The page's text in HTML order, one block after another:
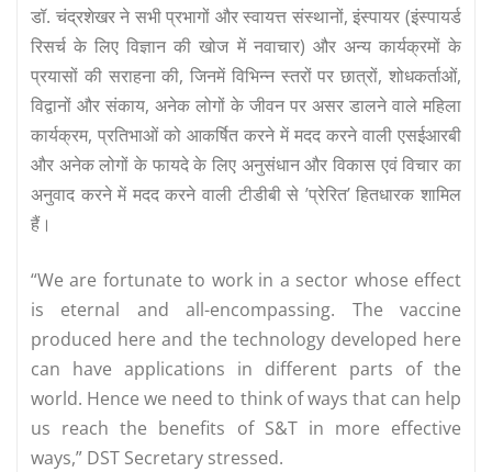
डॉ. चंद्रशेखर ने सभी प्रभागों और स्वायत्त संस्थानों, इंस्पायर (इंस्पायर्ड
रिसर्च के लिए विज्ञान की खोज में नवाचार) और अन्य कार्यक्रमों के
प्रयासों की सराहना की, जिनमें विभिन्न स्तरों पर छात्रों, शोधकर्ताओं,
विद्वानों और संकाय, अनेक लोगों के जीवन पर असर डालने वाले महिला
कार्यक्रम, प्रतिभाओं को आकर्षित करने में मदद करने वाली एसईआरबी
और अनेक लोगों के फायदे के लिए अनुसंधान और विकास एवं विचार का
अनुवाद करने में मदद करने वाली टीडीबी से ’प्रेरित’ हितधारक शामिल
हैं।
“We are fortunate to work in a sector whose effect
is eternal and all-encompassing. The vaccine
produced here and the technology developed here
can have applications in different parts of the
world. Hence we need to think of ways that can help
us reach the benefits of S&T in more effective
ways,” DST Secretary stressed.